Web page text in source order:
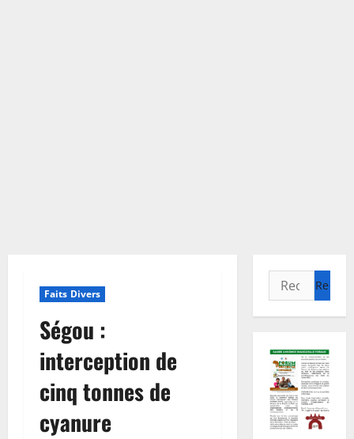
Faits Divers
Ségou :
interception de
cinq tonnes de
cyanure
Rechercher :